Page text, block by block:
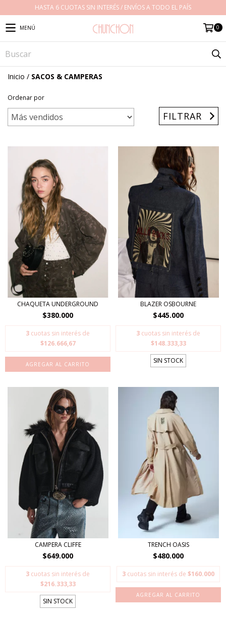
HASTA 6 CUOTAS SIN INTERÉS / ENVÍOS A TODO EL PAÍS
MENÚ 0
Inicio / SACOS & CAMPERAS
Ordenar por
FILTRAR
CHAQUETA UNDERGROUND
$380.000
3 cuotas sin interés de
$126.666,67
AGREGAR AL CARRITO
BLAZER OSBOURNE
$445.000
3 cuotas sin interés de
$148.333,33
SIN STOCK
CAMPERA CLIFFE
$649.000
3 cuotas sin interés de
$216.333,33
SIN STOCK
TRENCH OASIS
$480.000
3 cuotas sin interés de $160.000
AGREGAR AL CARRITO